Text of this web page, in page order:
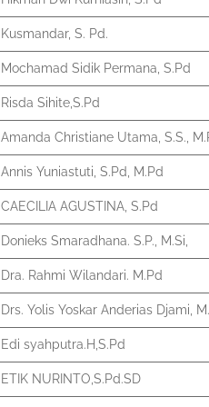
Kusmandar, S. Pd.
Mochamad Sidik Permana, S.Pd
Risda Sihite,S.Pd
Amanda Christiane Utama, S.S.,
Annis Yuniastuti, S.Pd, M.Pd
CAECILIA AGUSTINA, S.Pd
Donieks Smaradhana. S.P., M.Si,
Dra. Rahmi Wilandari. M.Pd
Drs. Yolis Yoskar Anderias Djami,
Edi syahputra.H,S.Pd
ETIK NURINTO,S.Pd.SD